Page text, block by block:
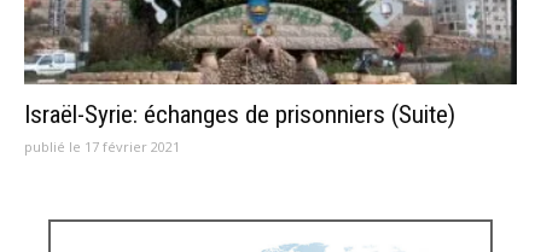
Israël-Syrie: échanges de prisonniers (Suite)
publié le 17 février 2021